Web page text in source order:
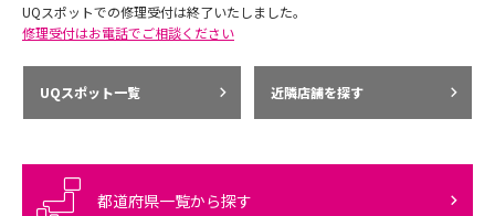
UQスポットでの修理受付は終了いたしました。
修理受付はお電話でご相談ください
UQスポット一覧 近隣店舗を探す
都道府県一覧から探す